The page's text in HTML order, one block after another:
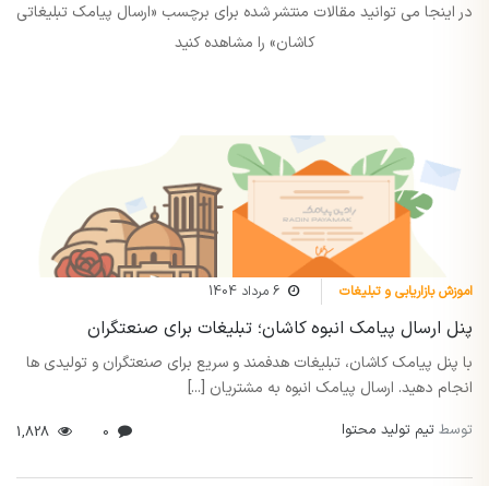
در اينجا مي توانيد مقالات منتشر شده برای برچسب «ارسال پیامک تبلیغاتی
کاشان» را مشاهده کنيد
اموزش بازاریابی و تبلیغات 6 مرداد 1404
پنل ارسال پیامک انبوه کاشان؛ تبلیغات برای صنعتگران
با پنل پیامک کاشان، تبلیغات هدفمند و سریع برای صنعتگران و تولیدی ها
انجام دهید. ارسال پیامک انبوه به مشتریان [...]
توسط تیم تولید محتوا